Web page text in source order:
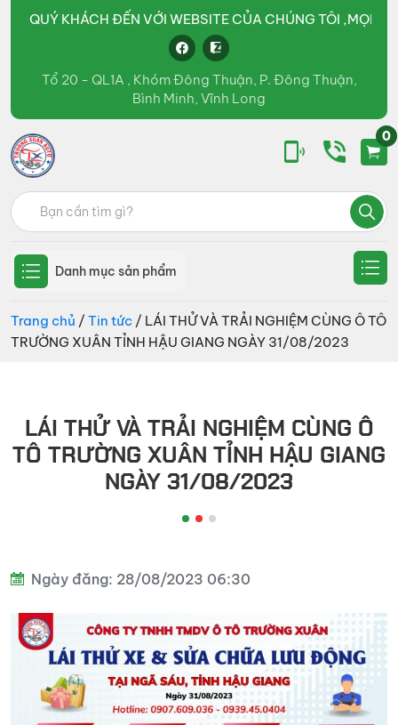
KHÁCH ĐẾN VỚI WEBSITE CỦA CHÚNG TÔI ,MỌI CHI
Tổ 20 - QL1A , Khóm Đông Thuận, P. Đông Thuận,
Bình Minh, Vĩnh Long
Ô
tô
Trường
Xuân
Group
kinh
doanh
loại
xe
tải,
xe
đầu
kéo
Tìm
kiếm:
0
Danh mục sản phẩm
Trang chủ / Tin tức / LÁI THỬ VÀ TRẢI NGHIỆM CÙNG Ô TÔ
TRƯỜNG XUÂN TỈNH HẬU GIANG NGÀY 31/08/2023
LÁI THỬ VÀ TRẢI NGHIỆM CÙNG Ô
TÔ TRƯỜNG XUÂN TỈNH HẬU GIANG
NGÀY 31/08/2023
Ngày đăng: 28/08/2023 06:30